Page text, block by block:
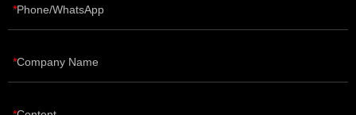
Phone/WhatsApp
Company Name